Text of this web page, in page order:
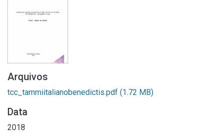
Arquivos
tcc_tammiitalianobenedictis.pdf (1.72 MB)
Data
2018